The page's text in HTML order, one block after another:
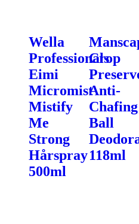
Wella
Professionals
Eimi
Micromist
Mistify
Me
Strong
Hårspray
500ml
Crop
Anti-
Chafing
Ball
118ml